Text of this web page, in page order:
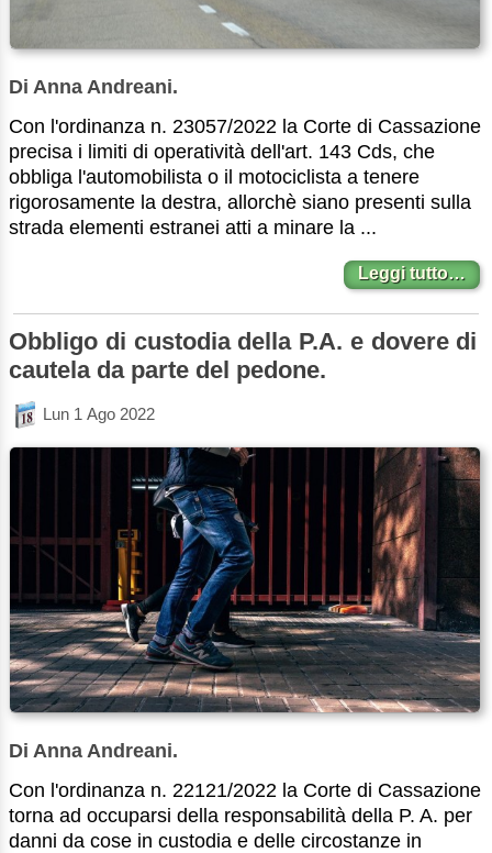
Di Anna Andreani.
Con l'ordinanza n. 23057/2022 la Corte di Cassazione
precisa i limiti di operatività dell'art. 143 Cds, che
obbliga l'automobilista o il motociclista a tenere
rigorosamente la destra, allorchè siano presenti sulla
strada elementi estranei atti a minare la ...
Leggi tutto…
Obbligo di custodia della P.A. e dovere di
cautela da parte del pedone.
Lun 1 Ago 2022
Di Anna Andreani.
Con l'ordinanza n. 22121/2022 la Corte di Cassazione
torna ad occuparsi della responsabilità della P. A. per
danni da cose in custodia e delle circostanze in